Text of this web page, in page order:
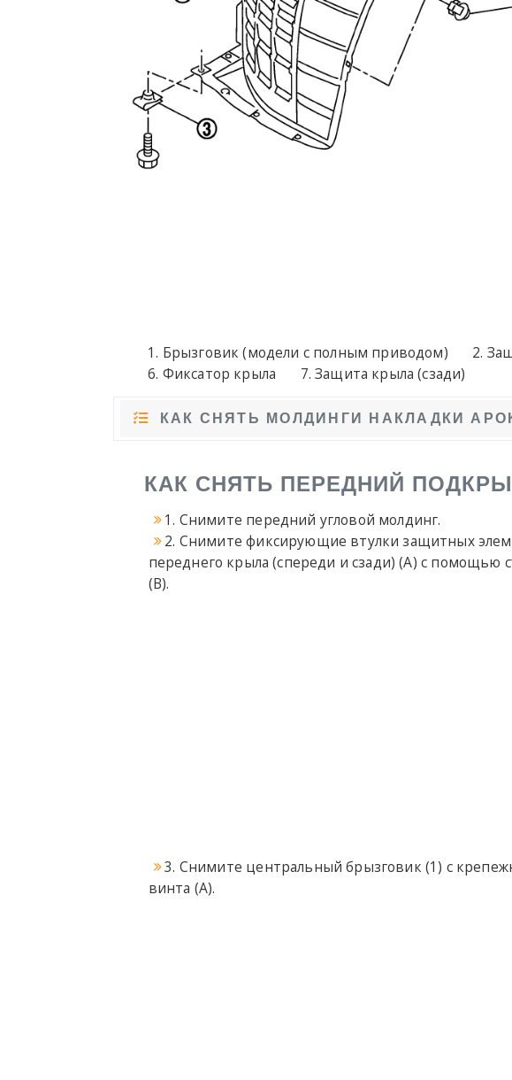
Брызговик (модели с полным приводом)
Фиксатор крыла
Защита крыла (сзади)
КАК СНЯТЬ МОЛДИНГИ НАКЛАДКИ
КАК СНЯТЬ ПЕРЕДНИЙ
1. Снимите передний угловой молдинг.
2. Снимите фиксирующие втулки защитных
переднего крыла (спереди и сзади) (A) с помощью
(B).
3. Снимите центральный брызговик (1) с
винта (A).